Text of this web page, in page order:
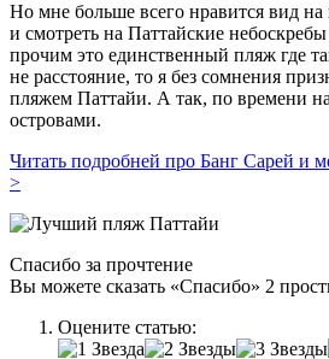
Но мне больше всего нравится вид
и смотреть на Паттайские
прочим это единственный пляж где
не расстояние, то я без сомнения
пляжем Паттайи. А так, по времени
островами.
Читать подробней про Банг Сарей и
>
Спасибо за прочтение
Вы можете сказать «Спасибо» 2
Оцените статью: